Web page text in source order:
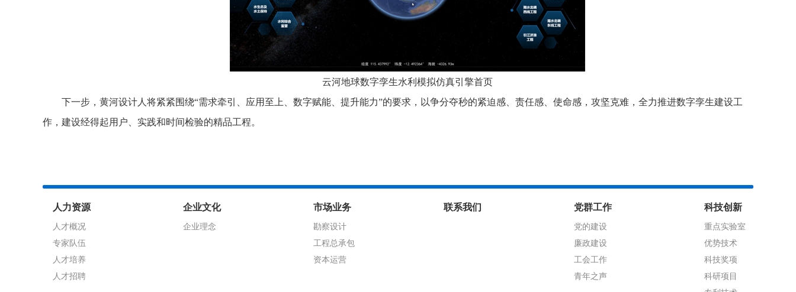
云河地球数字孪生水利模拟仿真引擎首页
下一步，黄河设计人将紧紧围绕“需求牵引、应用至上、数字赋能、提升能力”的要求，以争分夺秒的紧迫感、责任感、使命感，攻坚克难，全力推进数字孪生建设工
作，建设经得起用户、实践和时间检验的精品工程。
人力资源
人才概况
专家队伍
人才培养
人才招聘
企业文化
企业理念
市场业务
勘察设计
工程总承包
资本运营
联系我们 党群工作
党的建设
廉政建设
工会工作
青年之声
科技创新
重点实验室
优势技术
科技奖项
科研项目